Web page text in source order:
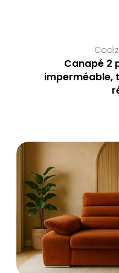
Canapé 2
imperméable,